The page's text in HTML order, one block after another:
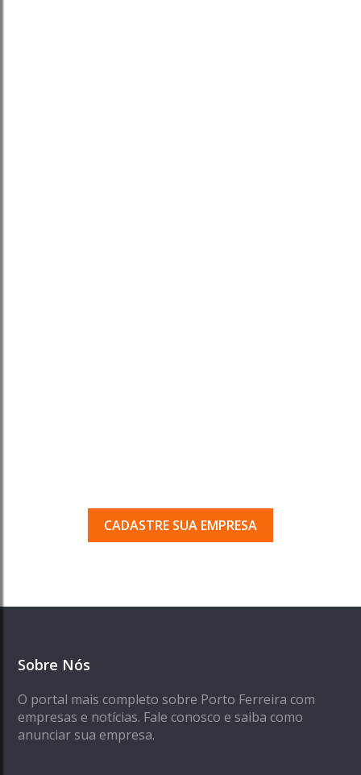
CADASTRE SUA EMPRESA
Sobre Nós
O portal mais completo sobre Porto Ferreira com
empresas e notícias. Fale conosco e saiba como
anunciar sua empresa.